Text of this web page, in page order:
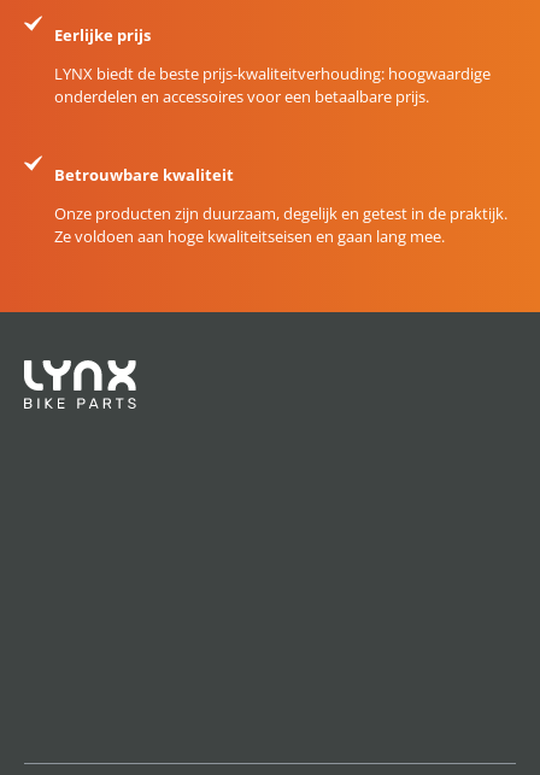
Eerlijke prijs
LYNX biedt de beste prijs-kwaliteitverhouding: hoogwaardige
onderdelen en accessoires voor een betaalbare prijs.
Betrouwbare kwaliteit
Onze producten zijn duurzaam, degelijk en getest in de praktijk.
Ze voldoen aan hoge kwaliteitseisen en gaan lang mee.